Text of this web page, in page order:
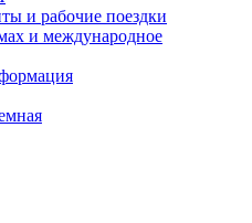
и рабочие поездки
и международное